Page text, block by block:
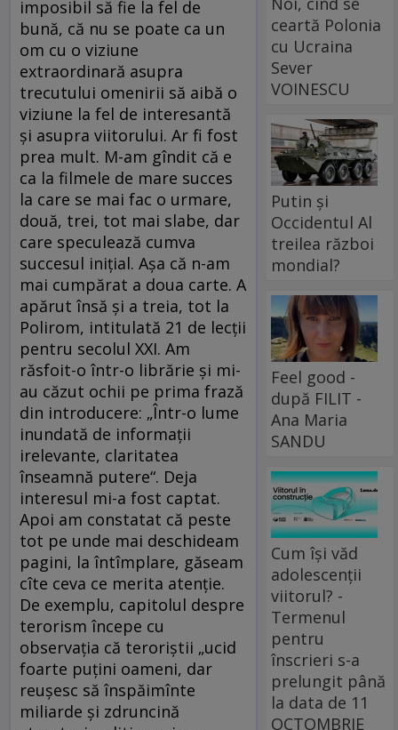
imposibil să fie la fel de
bună, că nu se poate ca un
om cu o viziune
extraordinară asupra
trecutului omenirii să aibă o
viziune la fel de interesantă
și asupra viitorului. Ar fi fost
prea mult. M-am gîndit că e
ca la filmele de mare succes
la care se mai fac o urmare,
două, trei, tot mai slabe, dar
care speculează cumva
succesul inițial. Așa că n-am
mai cumpărat a doua carte. A
apărut însă și a treia, tot la
Polirom, intitulată 21 de lecții
pentru secolul XXI. Am
răsfoit-o într-o librărie și mi-
au căzut ochii pe prima frază
din introducere: „Într-o lume
inundată de informații
irelevante, claritatea
înseamnă putere“. Deja
interesul mi-a fost captat.
Apoi am constatat că peste
tot pe unde mai deschideam
pagini, la întîmplare, găseam
cîte ceva ce merita atenție.
De exemplu, capitolul despre
terorism începe cu
observația că teroriștii „ucid
foarte puțini oameni, dar
reușesc să înspăimînte
miliarde și zdruncină
ceartă Polonia
cu Ucraina
Sever
VOINESCU
Putin și
Occidentul Al
treilea război
mondial?
Feel good -
după FILIT -
Ana Maria
SANDU
Cum își văd
adolescenții
viitorul? -
Termenul
pentru
înscrieri s-a
prelungit până
la data de 11
OCTOMBRIE